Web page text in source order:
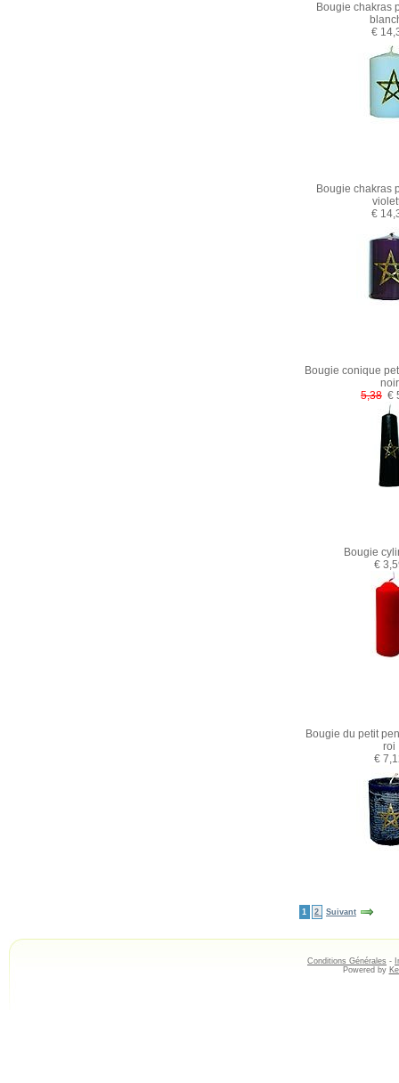
Bougie chakras
€
Bougie chakras
€
Bougie conique
noir
5,38 €
Bougie
€
Bougie du petit
roi
€
1 2 Suivant
Conditions Générales -
Powered by